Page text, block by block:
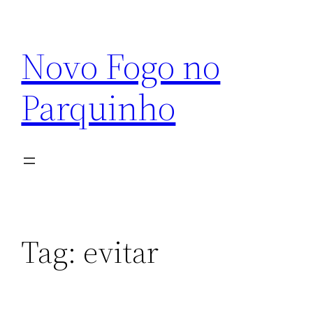
conteúdo
Novo Fogo no
Parquinho
Tag: evitar